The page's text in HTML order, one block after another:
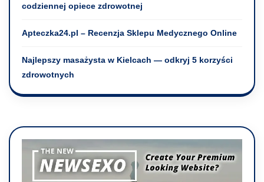
codziennej opiece zdrowotnej
Apteczka24.pl – Recenzja Sklepu Medycznego Online
Najlepszy masażysta w Kielcach — odkryj 5 korzyści
zdrowotnych